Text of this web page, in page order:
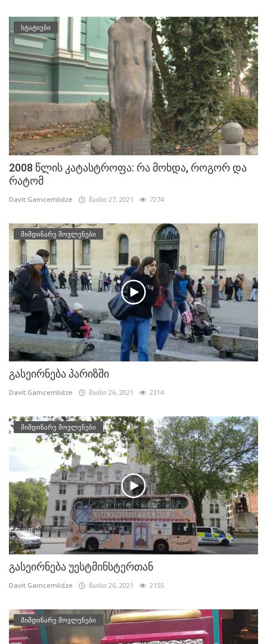
სტატიები
2008 წლის კატასტროფა: რა მოხდა, როგორ და
რატომ
Davit.Gamcemlidze მაისი 27, 2021 7274
მიმდინარე მოვლენები
გასეირნება პარიზში
Davit.Gamcemlidze მაისი 26, 2021 2314
მიმდინარე მოვლენები
გასეირნება უესტმინსტერთან
Davit.Gamcemlidze მაისი 26, 2021 2155
მიმდინარე მოვლენები